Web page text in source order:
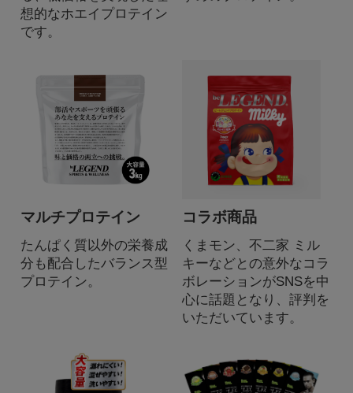
想的なホエイプロテイン
です。
マルチプロテイン
たんぱく質以外の栄養成
分も配合したバランス型
プロテイン。
コラボ商品
くまモン、不二家 ミル
キーなどとの意外なコラ
ボレーションがSNSを中
心に話題となり、評判を
いただいています。